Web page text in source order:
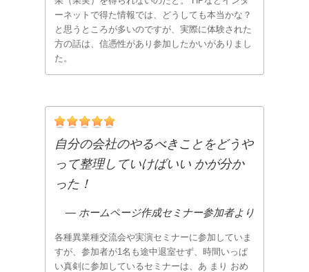
ーネットで得た情報では、どうしても本当かな？
と思うところが多いのですが、実際に体験された
方の話は、信憑性があり参加したかいがありまし
た。
自分の会社のやるべきことをどうや
って整理していけばいい かが分か
った！
― ホームページ作成セミナー参加者より
各種異業種交流会や実演セミナーに参加していま
すが、参加者が1名も途中退室せず、時間いっぱ
い真剣に参加しているセミナーは、あ まり おめ